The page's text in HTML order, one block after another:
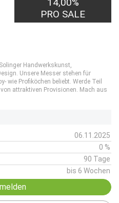
PRO SALE
Handwerkskunst,
Unsere Messer stehen für
wie Profiköchen beliebt. Werde Teil
attraktiven Provisionen. Mach aus
06.11.2025
0 %
90 Tage
bis 6 Wochen